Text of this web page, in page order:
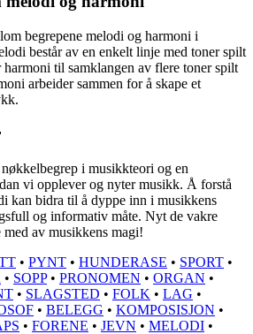
begrepene melodi og harmoni i
består av en enkelt linje med toner spilt
harmoni til samklangen av flere toner spilt
arbeider sammen for å skape et
i musikkteori og en
vi opplever og nyter musikk. Å forstå
kan bidra til å dyppe inn i musikkens
og informativ måte. Nyt de vakre
av musikkens magi!
• PYNT • HUNDERASE • SPORT •
• SOPP• PRONOMEN • ORGAN •
• SLAGSTED • FOLK • LAG •
• BELEGG • KOMPOSISJON •
• FORENE • JEVN • MELODI •